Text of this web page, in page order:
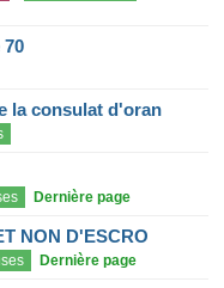
70
la consulat d'oran
Dernière page
NON D'ESCRO
Dernière page